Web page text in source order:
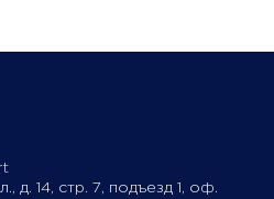
д. 14, стр. 7, подъезд 1, оф.